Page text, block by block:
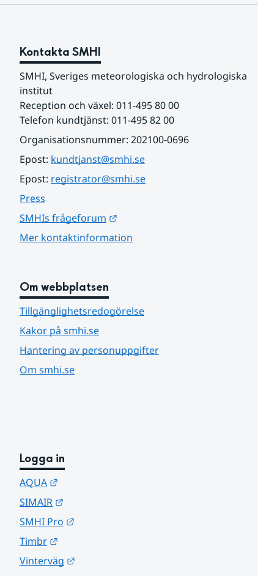
Kontakta SMHI
SMHI, Sveriges meteorologiska och hydrologiska
institut
Reception och växel: 011-495 80 00
Telefon kundtjänst: 011-495 82 00
Organisationsnummer: 202100-0696
Epost: kundtjanst@smhi.se
Epost: registrator@smhi.se
Press
SMHIs frågeforum
Mer kontaktinformation
Om webbplatsen
Tillgänglighetsredogörelse
Kakor på smhi.se
Hantering av personuppgifter
Om smhi.se
Logga in
AQUA
SIMAIR
SMHI Pro
Timbr
Vinterväg